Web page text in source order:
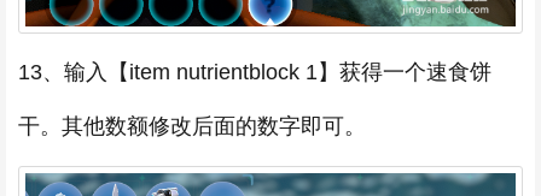
13、输入【item nutrientblock 1】获得一个速食饼
干。其他数额修改后面的数字即可。